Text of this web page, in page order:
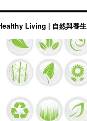
Living | 自然與養生